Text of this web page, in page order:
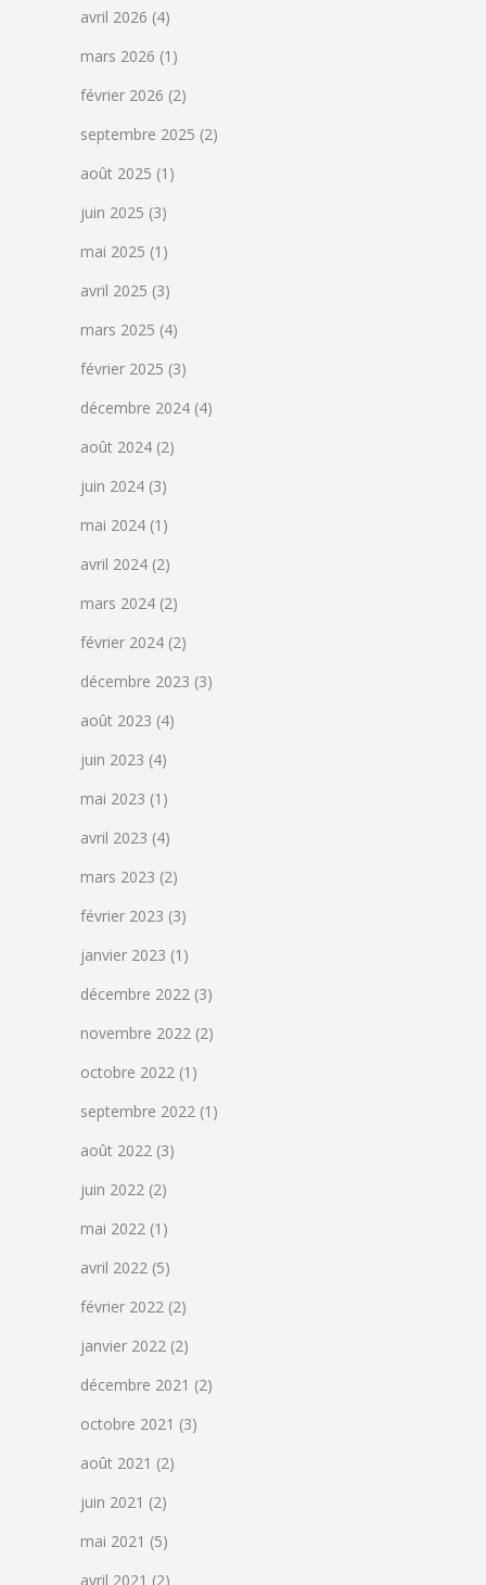
avril 2026 (4)
mars 2026 (1)
février 2026 (2)
septembre 2025 (2)
août 2025 (1)
juin 2025 (3)
mai 2025 (1)
avril 2025 (3)
mars 2025 (4)
février 2025 (3)
décembre 2024 (4)
août 2024 (2)
juin 2024 (3)
mai 2024 (1)
avril 2024 (2)
mars 2024 (2)
février 2024 (2)
décembre 2023 (3)
août 2023 (4)
juin 2023 (4)
mai 2023 (1)
avril 2023 (4)
mars 2023 (2)
février 2023 (3)
janvier 2023 (1)
décembre 2022 (3)
novembre 2022 (2)
octobre 2022 (1)
septembre 2022 (1)
août 2022 (3)
juin 2022 (2)
mai 2022 (1)
avril 2022 (5)
février 2022 (2)
janvier 2022 (2)
décembre 2021 (2)
octobre 2021 (3)
août 2021 (2)
juin 2021 (2)
mai 2021 (5)
avril 2021 (2)